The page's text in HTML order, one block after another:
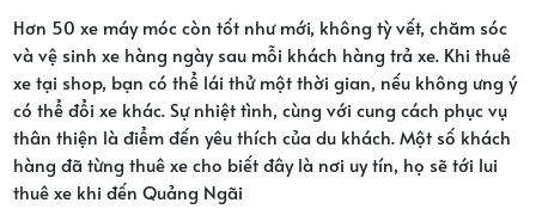
Hơn 50 xe máy móc còn tốt như mới, không tỳ vết, chăm sóc
và vệ sinh xe hàng ngày sau mỗi khách hàng trả xe. Khi thuê
xe tại shop, bạn có thể lái thử một thời gian, nếu không ưng ý
có thể đổi xe khác. Sự nhiệt tình, cùng với cung cách phục vụ
thân thiện là điểm đến yêu thích của du khách. Một số khách
hàng đã từng thuê xe cho biết đây là nơi uy tín, họ sẽ tới lui
thuê xe khi đến Quảng Ngãi